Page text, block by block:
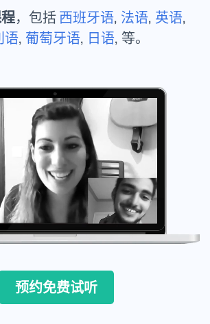
，包括西班牙语, 法语, 英语,
语, 葡萄牙语, 日语, 等。
预约免费试听